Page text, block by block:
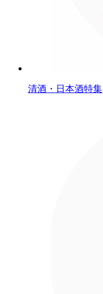
清酒・日本酒特集